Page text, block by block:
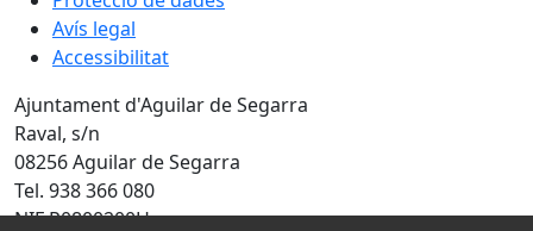
Avís legal
Accessibilitat
Ajuntament d'Aguilar de Segarra
Raval, s/n
08256 Aguilar de Segarra
Tel. 938 366 080
NIF P0800200H